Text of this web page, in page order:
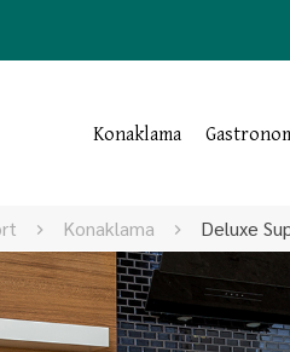
GREENWOOD'U
Konaklama
Konaklama Deluxe